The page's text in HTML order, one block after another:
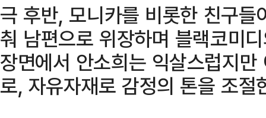
극 후반, 모니카를 비롯한 친구
춰 남편으로 위장하며 블랙코미
장면에서 안소희는 익살스럽지
로, 자유자재로 감정의 톤을 조절